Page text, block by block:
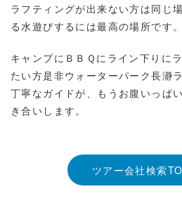
ラフティングが出来ない方は同じ
る水遊びするには最高の場所です。
キャンプにＢＢＱにライン下りに
たい方是非ウォーターパーク長瀞
丁寧なガイドが、もうお腹いっぱ
き合いします。
ツアー会社検索